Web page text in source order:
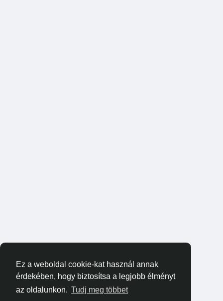
Ez a weboldal cookie-kat használ annak
érdekében, hogy biztosítsa a legjobb élményt
az oldalunkon. Tudj meg többet